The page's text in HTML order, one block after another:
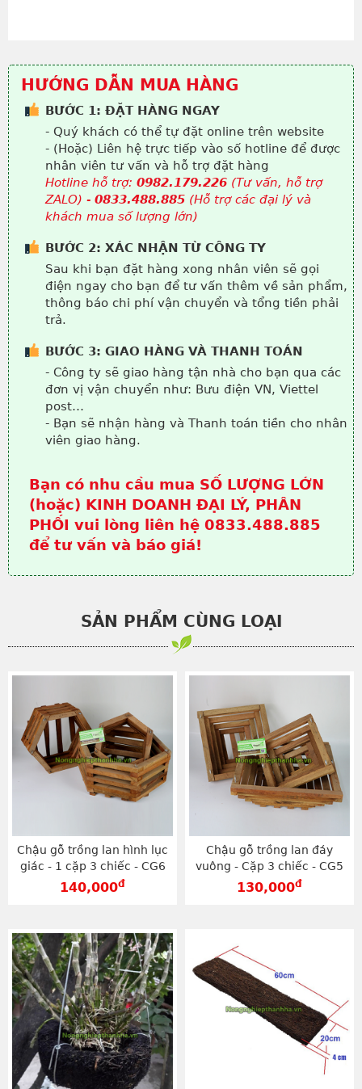
HƯỚNG DẪN MUA HÀNG
BƯỚC 1: ĐẶT HÀNG NGAY
- Quý khách có thể tự đặt online trên website
- (Hoặc) Liên hệ trực tiếp vào số hotline để được
nhân viên tư vấn và hỗ trợ đặt hàng
Hotline hỗ trợ: 0982.179.226 (Tư vấn, hỗ trợ
ZALO) - 0833.488.885 (Hỗ trợ các đại lý và
khách mua số lượng lớn)
BƯỚC 2: XÁC NHẬN TỪ CÔNG TY
Sau khi bạn đặt hàng xong nhân viên sẽ gọi
điện ngay cho bạn để tư vấn thêm về sản phẩm,
thông báo chi phí vận chuyển và tổng tiền phải
trả.
BƯỚC 3: GIAO HÀNG VÀ THANH TOÁN
- Công ty sẽ giao hàng tận nhà cho bạn qua các
đơn vị vận chuyển như: Bưu điện VN, Viettel
post…
- Bạn sẽ nhận hàng và Thanh toán tiền cho nhân
viên giao hàng.
Bạn có nhu cầu mua SỐ LƯỢNG LỚN
(hoặc) KINH DOANH ĐẠI LÝ, PHÂN
PHỐI vui lòng liên hệ 0833.488.885
để tư vấn và báo giá!
SẢN PHẨM CÙNG LOẠI
Chậu gỗ trồng lan hình lục
giác - 1 cặp 3 chiếc - CG6
140,000đ
Chậu gỗ trồng lan đáy
vuông - Cặp 3 chiếc - CG5
130,000đ